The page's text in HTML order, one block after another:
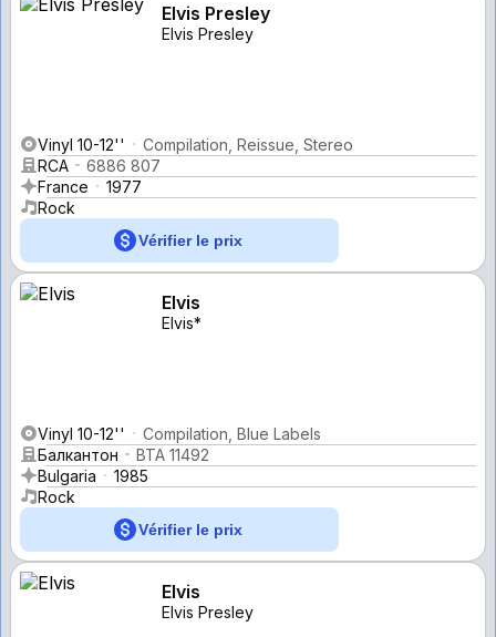
Elvis Presley
Elvis Presley
Vinyl 10-12''
Compilation, Reissue, Stereo
RCA
6886 807
France
1977
Rock
Vérifier le prix
Elvis
Elvis*
Vinyl 10-12''
Compilation, Blue Labels
Балкантон
ВТА 11492
Bulgaria
1985
Rock
Vérifier le prix
Elvis
Elvis Presley